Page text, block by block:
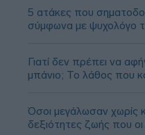
5 ατάκες που
σύμφωνα με ψυχολόγο
Γιατί δεν πρέπει να
μπάνιο; Το λάθος που
Όσοι μεγάλωσαν χωρίς
δεξιότητες ζωής που